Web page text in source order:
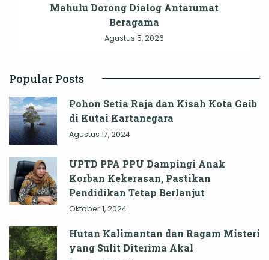
Mahulu Dorong Dialog Antarumat
Beragama
Agustus 5, 2026
Popular Posts
Pohon Setia Raja dan Kisah Kota Gaib
di Kutai Kartanegara
Agustus 17, 2024
UPTD PPA PPU Dampingi Anak
Korban Kekerasan, Pastikan
Pendidikan Tetap Berlanjut
Oktober 1, 2024
Hutan Kalimantan dan Ragam Misteri
yang Sulit Diterima Akal